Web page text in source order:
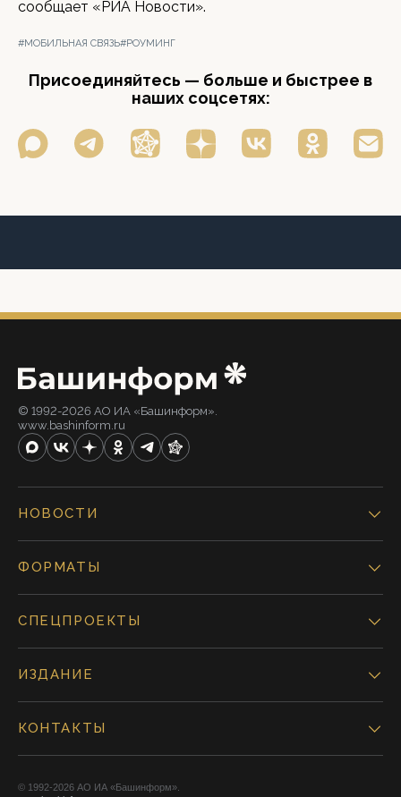
сообщает «РИА Новости».
#МОБИЛЬНАЯ СВЯЗЬ#РОУМИНГ
Присоединяйтесь — больше и быстрее в
наших соцсетях:
© 1992-2026 АО ИА «Башинформ».
www.bashinform.ru
НОВОСТИ
ФОРМАТЫ
СПЕЦПРОЕКТЫ
ИЗДАНИЕ
КОНТАКТЫ
© 1992-2026 АО ИА «Башинформ».